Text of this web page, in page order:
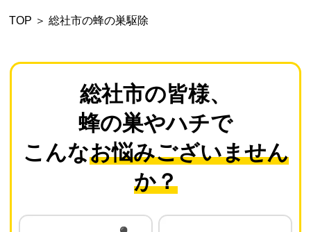
後払いについて
TOP ＞ 総社市の蜂の巣駆除
総社市の皆様、
蜂の巣やハチで
こんなお悩みございません
か？